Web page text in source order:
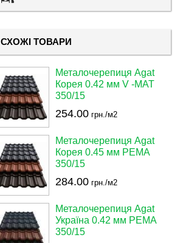
СХОЖІ ТОВАРИ
Металочерепиця Agat
Корея 0.42 мм V -MAT
350/15
254.00 грн./м2
Металочерепиця Agat
Корея 0.45 мм PEMA
350/15
284.00 грн./м2
Металочерепиця Agat
Україна 0.42 мм PEMA
350/15